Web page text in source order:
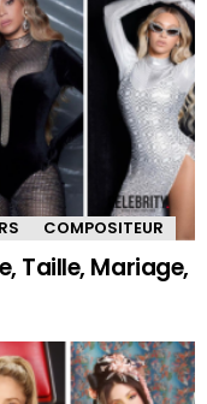
COMPOSITEUR
Taille, Mariage,